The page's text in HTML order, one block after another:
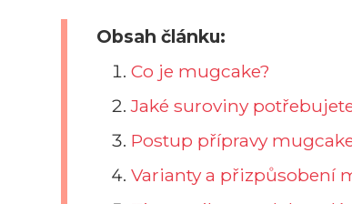
Obsah článku:
Co je mugcake?
Jaké suroviny
Postup přípravy
Varianty a přizpůsobení